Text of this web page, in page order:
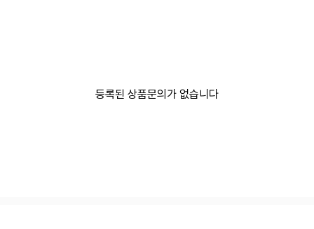
등록된 상품문의가 없습니다